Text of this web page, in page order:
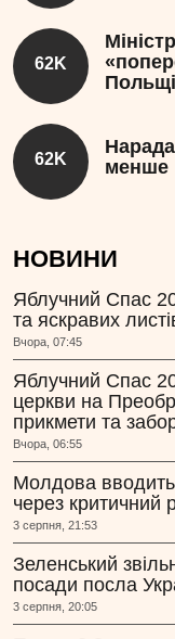
62K
Польщі
62K
менше
НОВИНИ
Яблучний Спас
та яскравих
Вчора, 07:45
Яблучний Спас
церкви на
прикмети та
Вчора, 06:55
Молдова вводить
через критичний
3 серпня, 21:53
Зеленський
посади посла
3 серпня, 20:05